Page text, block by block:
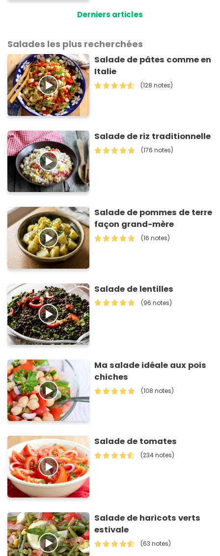
Derniers articles
Salades les plus recherchées
Salade de pâtes comme en
Italie
(128 notes)
Salade de riz traditionnelle
(176 notes)
Salade de pommes de terre
façon grand-mère
(16 notes)
Salade de lentilles
(96 notes)
Ma salade idéale aux pois
chiches
(108 notes)
Salade de tomates
(234 notes)
Salade de haricots verts
estivale
(63 notes)